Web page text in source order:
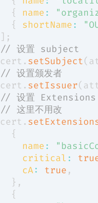
{
name :
{
shortName :
] ;
// 设置 subject
cert . setSubject(
// 设置颁发者
cert . setIssuer(
// 设置 Extensions
// 这里不用改
cert .
{
name :
critical :
cA: true ,
} ,
{